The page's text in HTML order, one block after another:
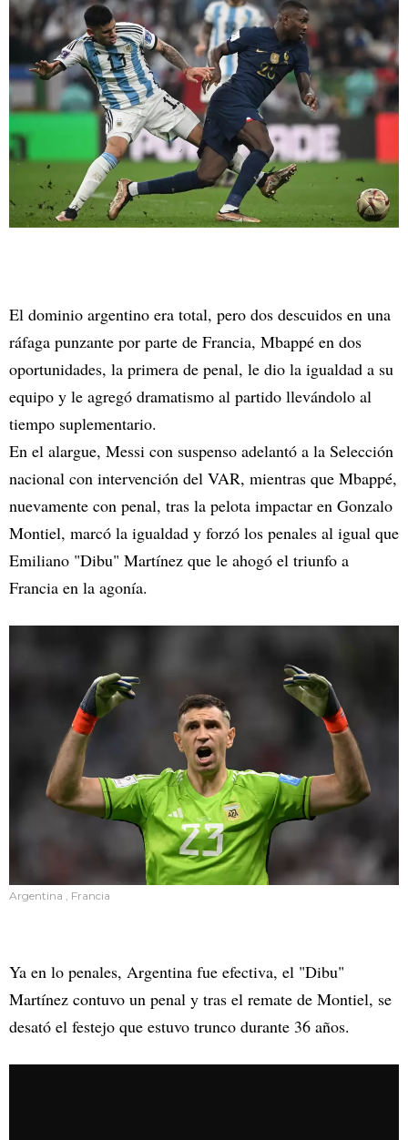
El dominio argentino era total, pero dos descuidos en una
ráfaga punzante por parte de Francia, Mbappé en dos
oportunidades, la primera de penal, le dio la igualdad a su
equipo y le agregó dramatismo al partido llevándolo al
tiempo suplementario.
En el alargue, Messi con suspenso adelantó a la Selección
nacional con intervención del VAR, mientras que Mbappé,
nuevamente con penal, tras la pelota impactar en Gonzalo
Montiel, marcó la igualdad y forzó los penales al igual que
Emiliano "Dibu" Martínez que le ahogó el triunfo a
Francia en la agonía.
Argentina , Francia
Ya en lo penales, Argentina fue efectiva, el "Dibu"
Martínez contuvo un penal y tras el remate de Montiel, se
desató el festejo que estuvo trunco durante 36 años.